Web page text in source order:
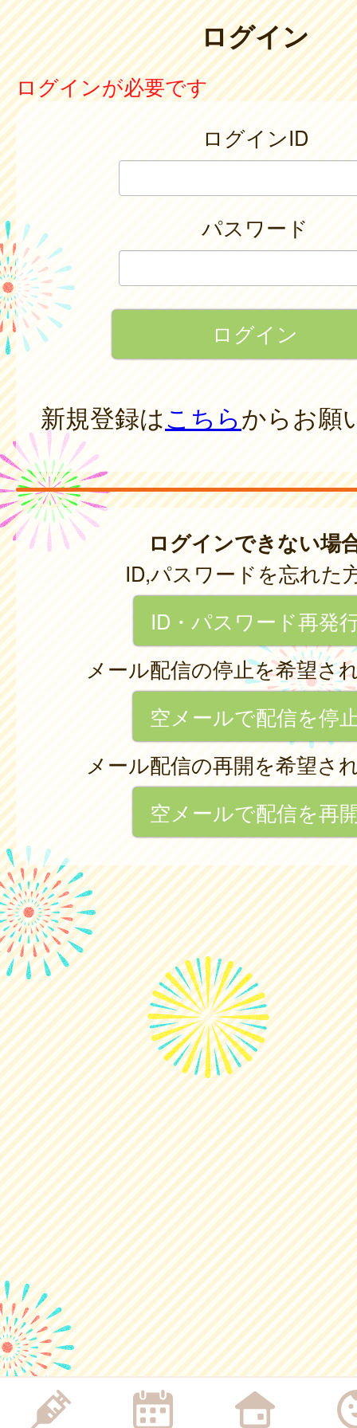
ログイン
ログインが必要です
ログインID
パスワード
新規登録はこちらからお願
ログインできない場
ID,パスワードを忘れた
ID・パスワード再発
メール配信の停止を希望さ
空メールで配信を停
メール配信の再開を希望さ
空メールで配信を再